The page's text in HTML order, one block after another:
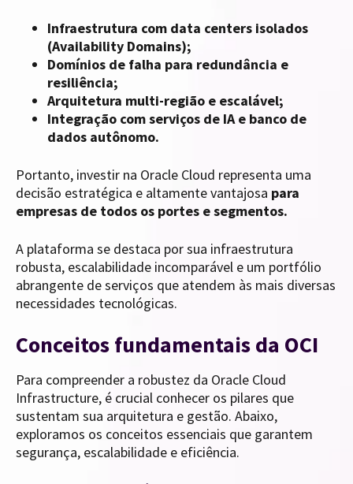
Infraestrutura com data centers isolados
(Availability Domains);
Domínios de falha para redundância e
resiliência;
Arquitetura multi-região e escalável;
Integração com serviços de IA e banco de
dados autônomo.
Portanto, investir na Oracle Cloud representa uma
decisão estratégica e altamente vantajosa para
empresas de todos os portes e segmentos.
A plataforma se destaca por sua infraestrutura
robusta, escalabilidade incomparável e um portfólio
abrangente de serviços que atendem às mais diversas
necessidades tecnológicas.
Conceitos fundamentais da OCI
Para compreender a robustez da Oracle Cloud
Infrastructure, é crucial conhecer os pilares que
sustentam sua arquitetura e gestão. Abaixo,
exploramos os conceitos essenciais que garantem
segurança, escalabilidade e eficiência.